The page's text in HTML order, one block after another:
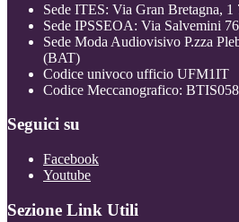
Sede ITES: Via Gran Bretagna,
Sede IPSSEOA: Via Salvemini
Sede Moda Audiovisivo P.zza
(BAT)
Codice univoco ufficio UFM1IT
Codice Meccanografico:
Seguici su
Facebook
Youtube
Sezione Link Utili